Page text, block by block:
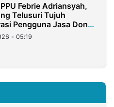
Febrie Adriansyah,
Telusuri Tujuh
Pengguna Jasa Don
- 05:19